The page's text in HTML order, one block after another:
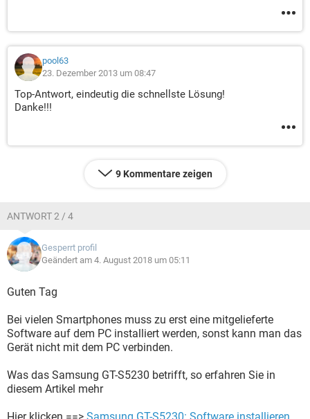
pool63
23. Dezember 2013 um 08:47
Top-Antwort, eindeutig die schnellste Lösung!
Danke!!!
9 Kommentare zeigen
ANTWORT 2 / 4
Gesperrt profil
Geändert am 4. August 2018 um 05:11
Guten Tag
Bei vielen Smartphones muss zu erst eine mitgelieferte
Software auf dem PC installiert werden, sonst kann man das
Gerät nicht mit dem PC verbinden.
Was das Samsung GT-S5230 betrifft, so erfahren Sie in
diesem Artikel mehr